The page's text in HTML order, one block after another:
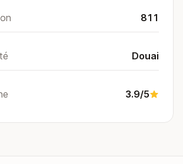
811
Douai
3.9/5